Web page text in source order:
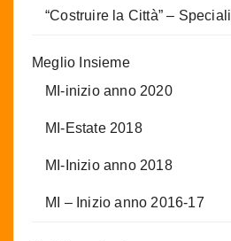
“Costruire la Città” – Speciali
Meglio Insieme
MI-inizio anno 2020
MI-Estate 2018
MI-Inizio anno 2018
MI – Inizio anno 2016-17